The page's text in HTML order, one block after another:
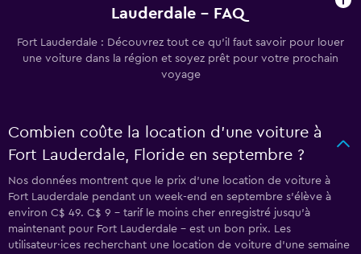
Lauderdale - FAQ
Fort Lauderdale : Découvrez tout ce qu’il faut savoir pour louer
une voiture dans la région et soyez prêt pour votre prochain
voyage
Combien coûte la location d’une voiture à
Fort Lauderdale, Floride en septembre ?
Nos données montrent que le prix d’une location de voiture à
Fort Lauderdale pendant un week-end en septembre s’élève à
environ C$ 49. C$ 9 - tarif le moins cher enregistré jusqu’à
maintenant pour Fort Lauderdale - est un bon prix. Les
utilisateur·ices recherchant une location de voiture d’une semaine